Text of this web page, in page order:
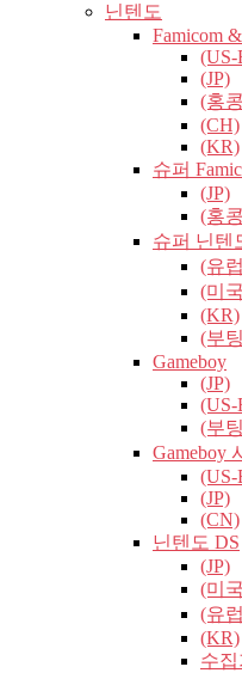
닌텐도
Famicom
(US-
(JP)
(홍
(CH)
(KR)
슈퍼
(JP)
(홍
슈퍼 닌텐
(유
(미
(KR)
(부
Gameboy
(JP)
(US-
(부
Gameboy
(US-
(JP)
(CN)
닌텐도 DS
(JP)
(미
(유
(KR)
수